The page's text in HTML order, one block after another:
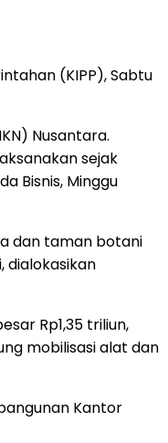
(KIPP), Sabtu
Nusantara.
sejak
Bisnis, Minggu
dan taman botani
dialokasikan
Rp1,35 triliun,
mobilisasi alat dan
Kantor